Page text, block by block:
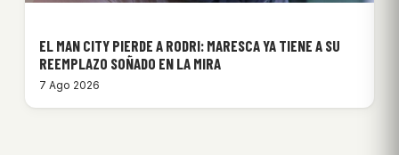
EL MAN CITY PIERDE A RODRI: MARESCA YA TIENE A SU
REEMPLAZO SOÑADO EN LA MIRA
7 Ago 2026